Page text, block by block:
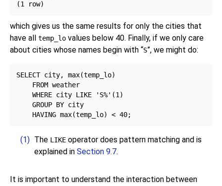
which gives us the same results for only the cities that
have all temp_lo values below 40. Finally, if we only care
about cities whose names begin with “S”, we might do:
SELECT city, max(temp_lo)
    FROM weather
    WHERE city LIKE 'S%'
(1)
    GROUP BY city
(1) The LIKE operator does pattern matching and is
explained inSection 9.7.
It is important to understand the interaction between